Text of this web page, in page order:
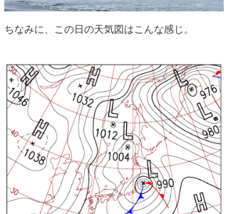
ちなみに、この日の天気図はこんな感じ。
まっきー
三輪予報士
小川予報士
上田純子
上條将美